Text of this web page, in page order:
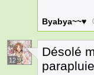
Byabya~~♥
12
Désolé
parapluie